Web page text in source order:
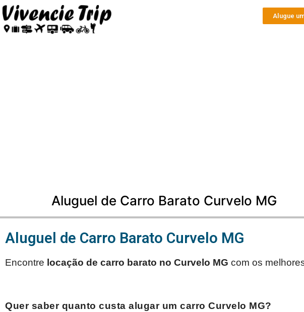
Alugue
Aluguel de Carro Barato Curvelo MG
Aluguel de Carro Barato Curvelo MG
Encontre locação de carro barato no Curvelo MG com os
Quer saber quanto custa alugar um carro Curvelo MG?